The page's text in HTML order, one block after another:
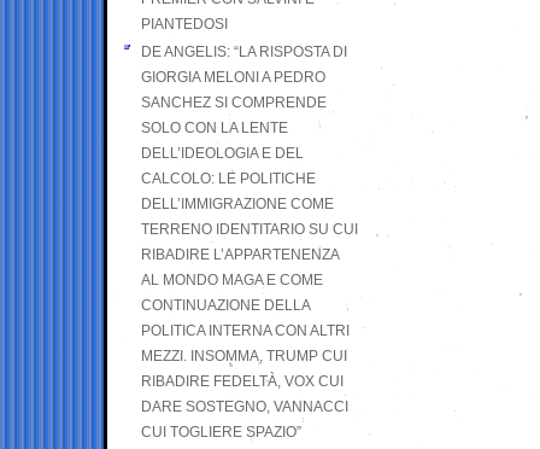
PIANTEDOSI
DE ANGELIS: “LA RISPOSTA DI
GIORGIA MELONI A PEDRO
SANCHEZ SI COMPRENDE
SOLO CON LA LENTE
DELL’IDEOLOGIA E DEL
CALCOLO: LE POLITICHE
DELL’IMMIGRAZIONE COME
TERRENO IDENTITARIO SU CUI
RIBADIRE L’APPARTENENZA
AL MONDO MAGA E COME
CONTINUAZIONE DELLA
POLITICA INTERNA CON ALTRI
MEZZI. INSOMMA, TRUMP CUI
RIBADIRE FEDELTÀ, VOX CUI
DARE SOSTEGNO, VANNACCI
CUI TOGLIERE SPAZIO”